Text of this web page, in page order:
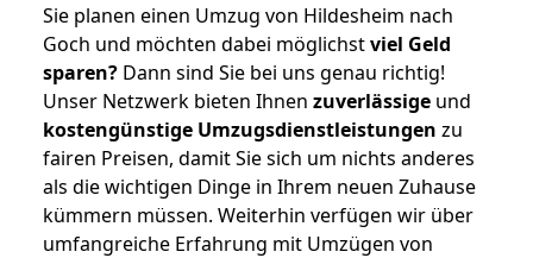
Sie planen einen Umzug von Hildesheim nach
Goch und möchten dabei möglichstviel Geld
sparen? Dann sind Sie bei uns genau richtig!
Unser Netzwerk bieten Ihnen zuverlässige und
kostengünstige Umzugsdienstleistungen zu
fairen Preisen, damit Sie sich um nichts anderes
als die wichtigen Dinge in Ihrem neuen Zuhause
kümmern müssen. Weiterhin verfügen wir über
umfangreiche Erfahrung mit Umzügen von